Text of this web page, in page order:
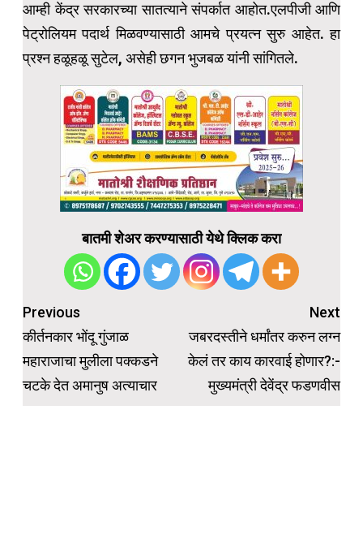
आम्ही केंद्र सरकारच्या सातत्याने संपर्कात आहोत.एलपीजी आणि
पेट्रोलियम पदार्थ मिळवण्यासाठी आमचे प्रयत्न सुरु आहेत. हा
प्रश्न हळूहळू सुटेल, असेही छगन भुजबळ यांनी सांगितले.
बातमी शेअर करण्यासाठी येथे क्लिक करा
Post
navigation
Previous
कीर्तनकार भोंदू गुंजाळ
महाराजाचा मुलीला पक्कडने
चटके देत अमानुष अत्याचार
Next
जबरदस्तीने धर्मांतर करुन लग्न
केलं तर काय कारवाई होणार?:-
मुख्यमंत्री देवेंद्र फडणवीस